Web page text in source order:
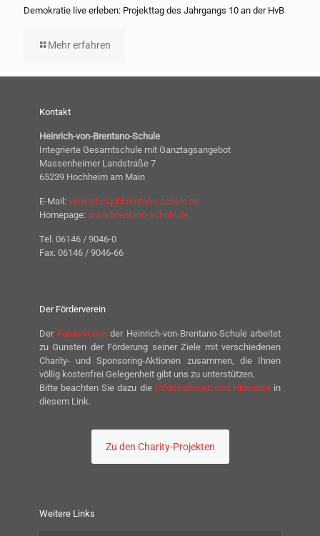
Demokratie live erleben: Projekttag des Jahrgangs 10 an der HvB
Mehr erfahren
Kontakt
Heinrich-von-Brentano-Schule
Integrierte Gesamtschule mit Ganztagsangebot
Massenheimer Landstraße 7
65239 Hochheim am Main
E-Mail: verwaltung@brentano-schule.de
Homepage: www.brentano-schule.de
Tel. 06146 / 9046-0
Fax. 06146 / 9046-66
Der Förderverein
Der Fördervereinder Heinrich-von-Brentano-Schule arbeitet
zu Gunsten der Förderung seiner Ziele mit verschiedenen
Charity- und Sponsoring-Aktionen zusammen, die Ihnen
völlig kostenfrei Gelegenheit gibt uns zu unterstützen.
Bitte beachten Sie dazu die Informationen und Hinweisein
diesem Link.
Zu den Charity-Projekten
Weitere Links